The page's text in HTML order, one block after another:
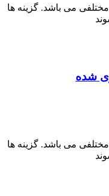
می باشد. گزینه ها
می باشد. گزینه ها